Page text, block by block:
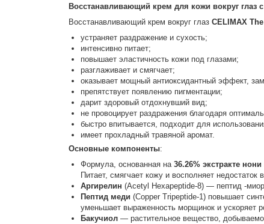
Восстанавливающий крем для кожи вокруг глаз
Восстанавливающий крем вокруг глаз CELIMAX
устраняет раздражение и сухость;
интенсивно питает;
повышает эластичность кожи под глазами;
разглаживает и смягчает;
оказывает мощный антиоксидантный эффект,
препятствует появлению пигментации;
дарит здоровый отдохнувший вид;
не провоцирует раздражения благодаря
быстро впитывается, подходит для
имеет прохладный травяной аромат.
Основные компоненты:
Формула, основанная на 36.26% экстракте нони
Питает, смягчает кожу и восполняет недостаток
Аргирелин (Acetyl Hexapeptide-8) — пептид -
Пептид меди (Copper Tripeptide-1) повышает
уменьшает выраженность морщинок и ускоряет
Бакучиол — растительное вещество,